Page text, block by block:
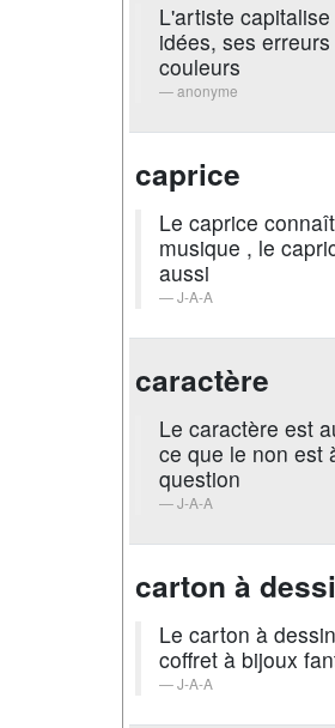
L'artiste
idées, ses
couleurs
anonyme
caprice
Le caprice
musique , le
aussi
J-A-A
caractère
Le caractère est
ce que le non est
question
J-A-A
carton à
Le carton à
coffret à bijoux
J-A-A